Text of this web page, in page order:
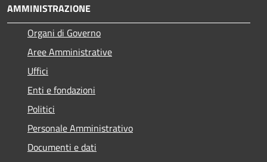
AMMINISTRAZIONE
Organi di Governo
Aree Amministrative
Uffici
Enti e fondazioni
Politici
Personale Amministrativo
Documenti e dati